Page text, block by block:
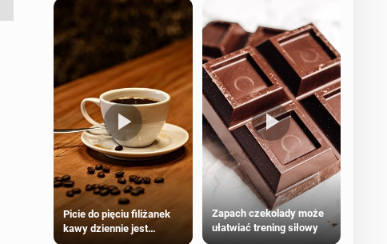
Picie do pięciu filiżanek
kawy dziennie jest
Zapach czekolady może
ułatwiać trening siłowy